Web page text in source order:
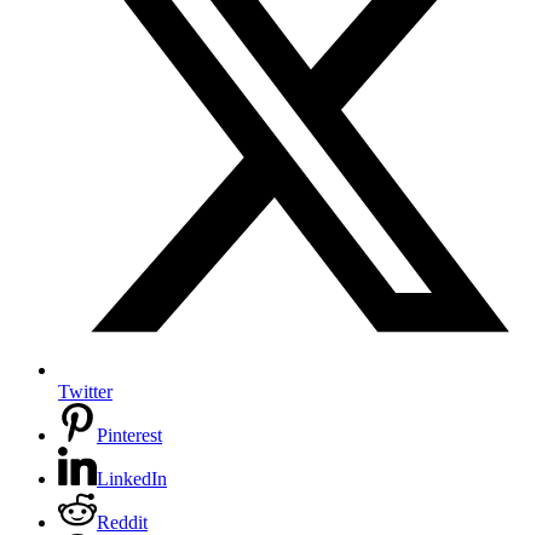
Twitter
Pinterest
LinkedIn
Reddit